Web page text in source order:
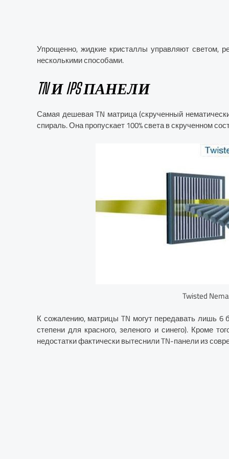
Упрощенно, жидкие кристаллы управляют светом,
несколькими способами.
TN И IPS ПАНЕЛИ
Самая дешевая TN матрица (скрученный
спираль. Она пропускает 100% света в скрученном
Twisted
К сожалению, матрицы TN могут передавать лишь 6
степени для красного, зеленого и синего). Кроме
недостатки фактически вытеснили TN-панели из